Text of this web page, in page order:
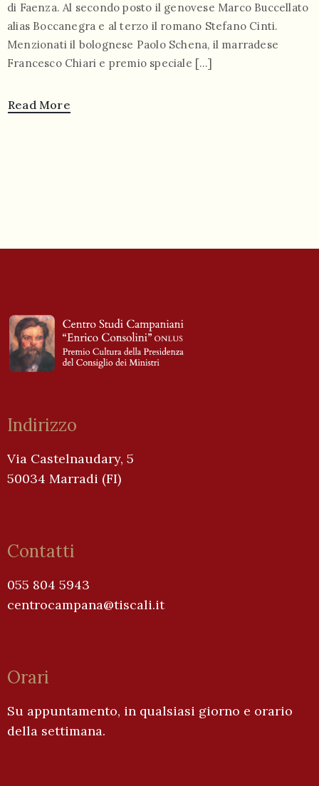
di Faenza. Al secondo posto il genovese Marco Buccellato
alias Boccanegra e al terzo il romano Stefano Cinti.
Menzionati il bolognese Paolo Schena, il marradese
Francesco Chiari e premio speciale […]
Read More
Indirizzo
Via Castelnaudary, 5
50034 Marradi (FI)
Contatti
055 804 5943
centrocampana@tiscali.it
Orari
Su appuntamento, in qualsiasi giorno e orario
della settimana.